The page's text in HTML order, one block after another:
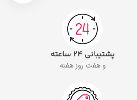
پشتیبانی ۲۴ ساعته
و هفت روز هفته